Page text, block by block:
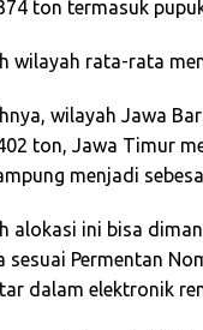
ton termasuk
wilayah rata-rata
wilayah Jawa
ton, Jawa Timur
menjadi
alokasi ini bisa
sesuai Permentan
dalam elektronik